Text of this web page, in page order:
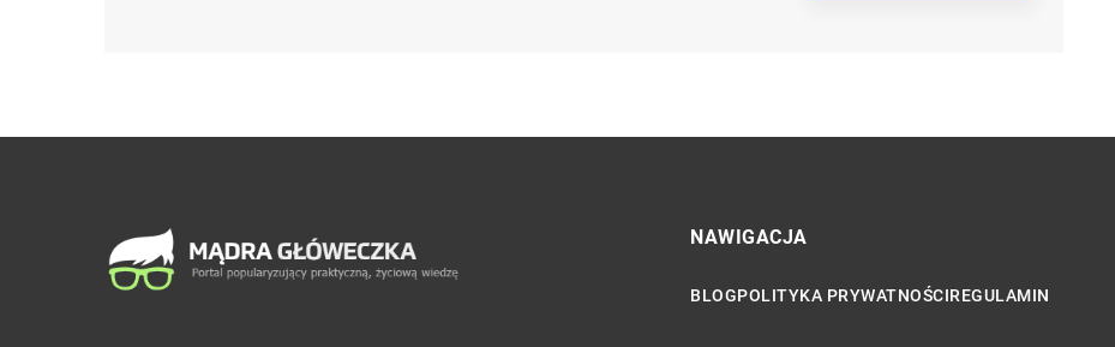
NAWIGACJA
BLOGPOLITYKA PRYWATNOŚCIREGULAMIN